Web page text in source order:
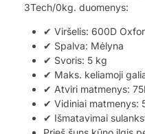
3Tech/0kg. duomenys:
✔ Viršelis: 600D
✔ Spalva: Mėlyna
✔ Svoris: 5 kg
✔ Maks. keliamoji
✔ Atviri matmenys:
✔ Vidiniai matmenys:
✔ Išmatavimai